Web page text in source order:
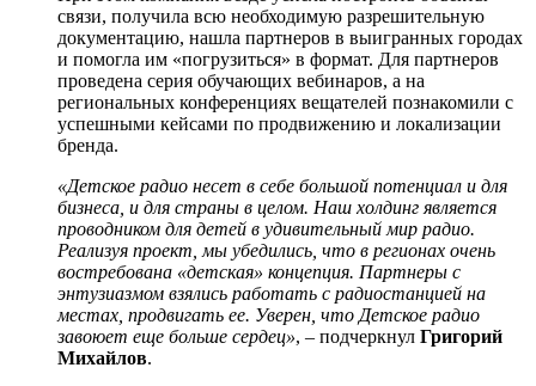
связи, получила всю необходимую разрешительную
документацию, нашла партнеров в выигранных городах
и помогла им «погрузиться» в формат. Для партнеров
проведена серия обучающих вебинаров, а на
региональных конференциях вещателей познакомили с
успешными кейсами по продвижению и локализации
бренда.
«Детское радио несет в себе большой потенциал и для
бизнеса, и для страны в целом. Наш холдинг является
проводником для детей в удивительный мир радио.
Реализуя проект, мы убедились, что в регионах очень
востребована «детская» концепция. Партнеры с
энтузиазмом взялись работать с радиостанцией на
местах, продвигать ее. Уверен, что Детское радио
завоюет еще больше сердец», – подчеркнул Григорий
Михайлов.